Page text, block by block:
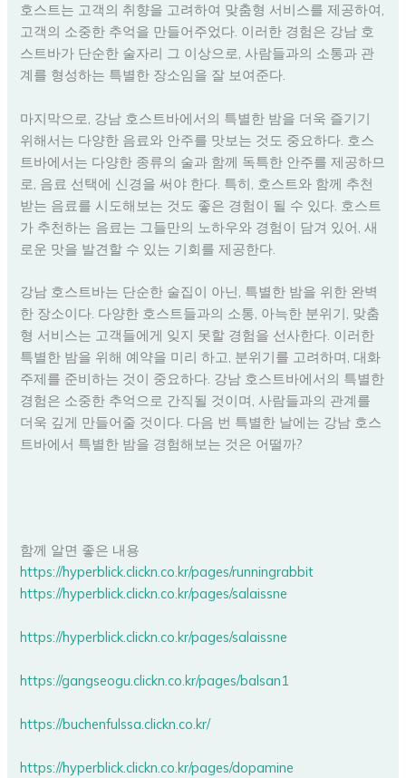
호스트는 고객의 취향을 고려하여 맞춤형 서비스를 제공하여,
고객의 소중한 추억을 만들어주었다. 이러한 경험은 강남 호
스트바가 단순한 술자리 그 이상으로, 사람들과의 소통과 관
계를 형성하는 특별한 장소임을 잘 보여준다.
마지막으로, 강남 호스트바에서의 특별한 밤을 더욱 즐기기
위해서는 다양한 음료와 안주를 맛보는 것도 중요하다. 호스
트바에서는 다양한 종류의 술과 함께 독특한 안주를 제공하므
로, 음료 선택에 신경을 써야 한다. 특히, 호스트와 함께 추천
받는 음료를 시도해보는 것도 좋은 경험이 될 수 있다. 호스트
가 추천하는 음료는 그들만의 노하우와 경험이 담겨 있어, 새
로운 맛을 발견할 수 있는 기회를 제공한다.
강남 호스트바는 단순한 술집이 아닌, 특별한 밤을 위한 완벽
한 장소이다. 다양한 호스트들과의 소통, 아늑한 분위기, 맞춤
형 서비스는 고객들에게 잊지 못할 경험을 선사한다. 이러한
특별한 밤을 위해 예약을 미리 하고, 분위기를 고려하며, 대화
주제를 준비하는 것이 중요하다. 강남 호스트바에서의 특별한
경험은 소중한 추억으로 간직될 것이며, 사람들과의 관계를
더욱 깊게 만들어줄 것이다. 다음 번 특별한 날에는 강남 호스
트바에서 특별한 밤을 경험해보는 것은 어떨까?
함께 알면 좋은 내용
https://hyperblick.clickn.co.kr/pages/runningrabbit
https://hyperblick.clickn.co.kr/pages/salaissne
https://hyperblick.clickn.co.kr/pages/salaissne
https://gangseogu.clickn.co.kr/pages/balsan1
https://buchenfulssa.clickn.co.kr/
https://hyperblick.clickn.co.kr/pages/dopamine